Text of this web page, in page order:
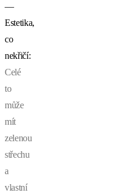
—
Estetika,
co
nekřičí:
Celé
to
může
mít
zelenou
střechu
a
vlastní